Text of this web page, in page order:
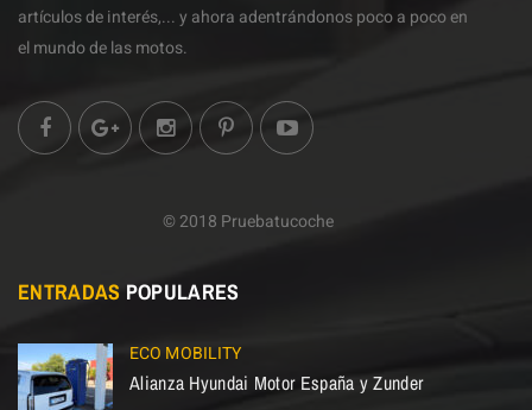
artículos de interés,... y ahora adentrándonos poco a poco en
el mundo de las motos.
© 2018 Pruebatucoche
ENTRADAS POPULARES
ECO MOBILITY
Alianza Hyundai Motor España y Zunder